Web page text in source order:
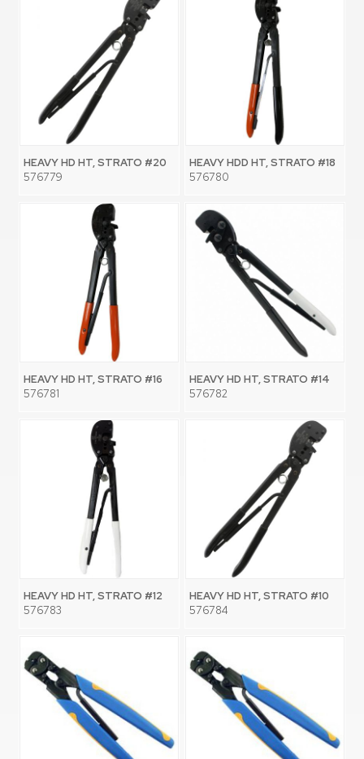
HEAVY HD HT, STRATO #20
576779
HEAVY HDD HT, STRATO #18
576780
HEAVY HD HT, STRATO #16
576781
HEAVY HD HT, STRATO #14
576782
HEAVY HD HT, STRATO #12
576783
HEAVY HD HT, STRATO #10
576784